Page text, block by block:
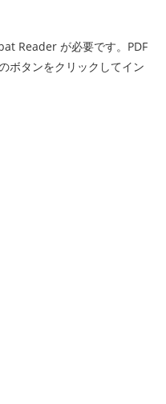
Reader が必要です。PDF
ボタンをクリックしてイン